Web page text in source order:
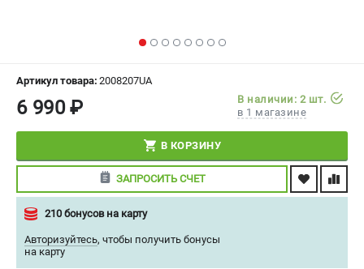
СЕРВИС
ИЗБРАННОЕ
СРАВНЕНИЕ ( 0 )
ПОДДЕРЖКА
Артикул товара: 2008207UA
6 990 ₽
В наличии: 2 шт.
в 1 магазине
В КОРЗИНУ
ЗАПРОСИТЬ СЧЕТ
210 бонусов на карту
Авторизуйтесь, чтобы получить бонусы
на карту